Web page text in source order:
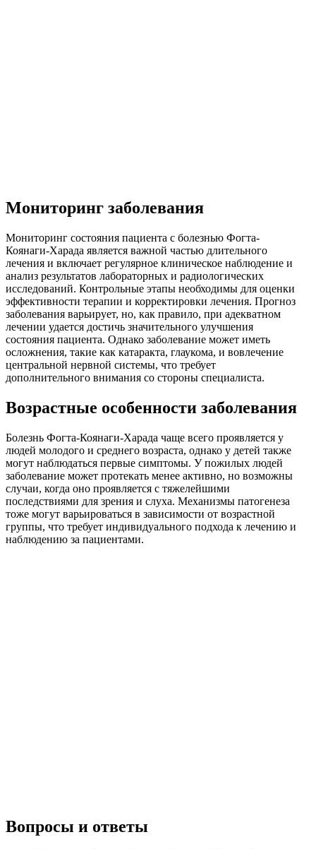
Мониторинг заболевания
Мониторинг состояния пациента с болезнью Фогта-
Коянаги-Харада является важной частью длительного
лечения и включает регулярное клиническое наблюдение и
анализ результатов лабораторных и радиологических
исследований. Контрольные этапы необходимы для оценки
эффективности терапии и корректировки лечения. Прогноз
заболевания варьирует, но, как правило, при адекватном
лечении удается достичь значительного улучшения
состояния пациента. Однако заболевание может иметь
осложнения, такие как катаракта, глаукома, и вовлечение
центральной нервной системы, что требует
дополнительного внимания со стороны специалиста.
Возрастные особенности заболевания
Болезнь Фогта-Коянаги-Харада чаще всего проявляется у
людей молодого и среднего возраста, однако у детей также
могут наблюдаться первые симптомы. У пожилых людей
заболевание может протекать менее активно, но возможны
случаи, когда оно проявляется с тяжелейшими
последствиями для зрения и слуха. Механизмы патогенеза
тоже могут варьироваться в зависимости от возрастной
группы, что требует индивидуального подхода к лечению и
наблюдению за пациентами.
Вопросы и ответы